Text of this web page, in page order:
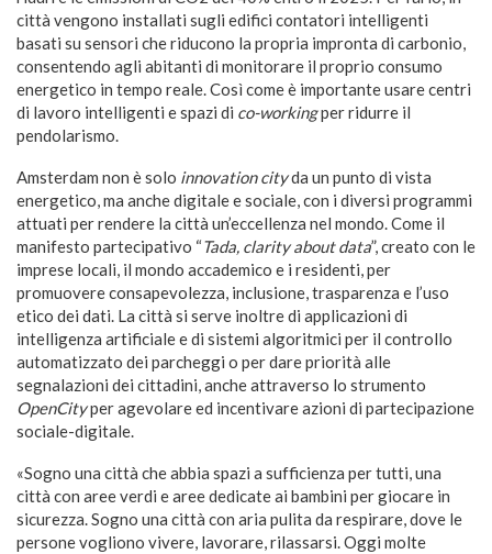
città vengono installati sugli edifici contatori intelligenti
basati su sensori che riducono la propria impronta di carbonio,
consentendo agli abitanti di monitorare il proprio consumo
energetico in tempo reale. Così come è importante usare centri
di lavoro intelligenti e spazi di co-workingper ridurre il
pendolarismo.
Amsterdam non è solo innovation cityda un punto di vista
energetico, ma anche digitale e sociale, con i diversi programmi
attuati per rendere la città un’eccellenza nel mondo. Come il
manifesto partecipativo “Tada, clarity about data”, creato con le
imprese locali, il mondo accademico e i residenti, per
promuovere consapevolezza, inclusione, trasparenza e l’uso
etico dei dati. La città si serve inoltre di applicazioni di
intelligenza artificiale e di sistemi algoritmici per il controllo
automatizzato dei parcheggi o per dare priorità alle
segnalazioni dei cittadini, anche attraverso lo strumento
OpenCityper agevolare ed incentivare azioni di partecipazione
sociale-digitale.
«Sogno una città che abbia spazi a sufficienza per tutti, una
città con aree verdi e aree dedicate ai bambini per giocare in
sicurezza. Sogno una città con aria pulita da respirare, dove le
persone vogliono vivere, lavorare, rilassarsi. Oggi molte